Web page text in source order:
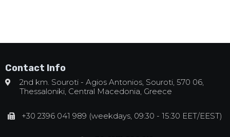
Contact Info
2nd km. Souroti - Agios Antonios, Souroti, 570 06,
Thessaloniki, Central Macedonia, Greece
+30 2396 041 989 (weekdays, 09:30 - 15:30 EET/EEST)